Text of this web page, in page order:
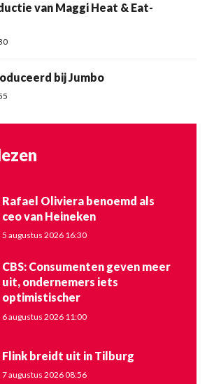
van Maggi Heat & Eat-
bij Jumbo
Rafael Oliviera benoemd als
ceo van Heineken
5 augustus 2026 16:30
CBS: Consumenten geven meer
uit, ondernemers iets
optimistischer
6 augustus 2026 11:00
Flink breidt uit in Tilburg
7 augustus 2026 08:56